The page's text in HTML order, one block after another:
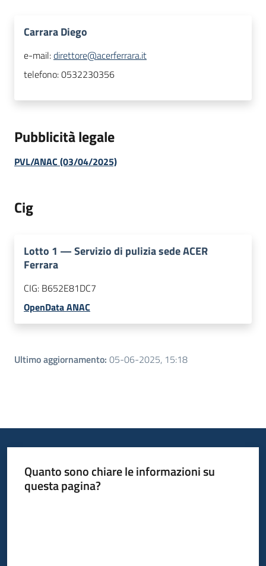
Carrara Diego
e-mail:direttore@acerferrara.it
telefono:0532230356
Pubblicità legale
PVL/ANAC (03/04/2025)
Cig
Lotto 1 —Servizio di pulizia sede ACER
Ferrara
CIG: B652E81DC7
OpenData ANAC
Ultimo aggiornamento: 05-06-2025, 15:18
Quanto sono chiare le informazioni su
questa pagina?